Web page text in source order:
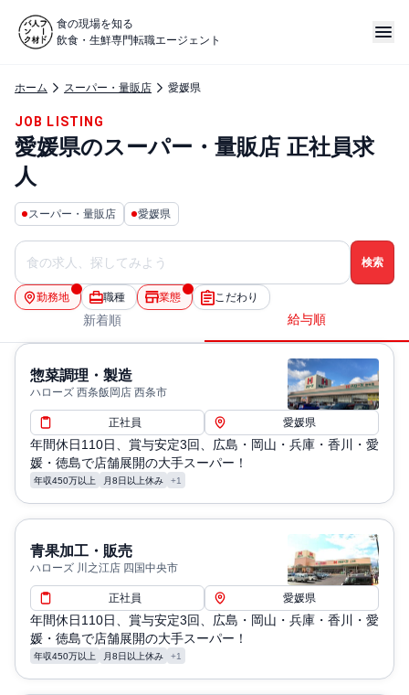
食の現場を知る
飲食・生鮮専門転職エージェント
ホーム スーパー・量販店 愛媛県
JOB LISTING
愛媛県のスーパー・量販店 正社員求
人
スーパー・量販店 愛媛県
勤務地 職種 業態 こだわり
新着順 給与順
惣菜調理・製造
ハローズ 西条飯岡店 西条市
正社員 愛媛県
年間休日110日、賞与安定3回、広島・岡山・兵庫・香川・愛
媛・徳島で店舗展開の大手スーパー！
年収450万以上 月8日以上休み +1
青果加工・販売
ハローズ 川之江店 四国中央市
正社員 愛媛県
年間休日110日、賞与安定3回、広島・岡山・兵庫・香川・愛
媛・徳島で店舗展開の大手スーパー！
年収450万以上 月8日以上休み +1